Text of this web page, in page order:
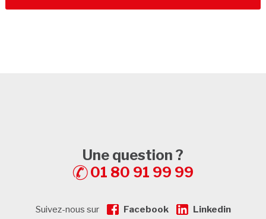
Une question ?
01 80 91 99 99
Suivez-nous sur Facebook Linkedin